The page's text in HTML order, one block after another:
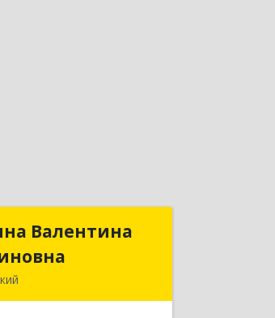
Валентина
Валентина
Нажмутдиновна